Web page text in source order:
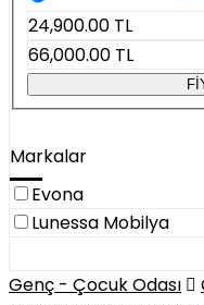
24,900.00 TL
66,000.00 TL
Markalar
Evona
Lunessa Mobilya
Genç - Çocuk Odası